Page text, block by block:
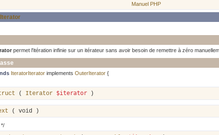
Manuel PHP
permet l'itération infinie sur un itérateur sans avoir besoin de remettre à zéro
IteratorIterator implements OuterIterator {
( Iterator $iterator )
( void )
*/